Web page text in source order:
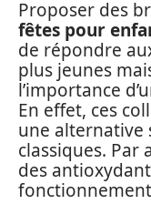
Proposer des
fêtes pour
de répondre
plus jeunes
l’importance
En effet, ces
une alternative
classiques.
des